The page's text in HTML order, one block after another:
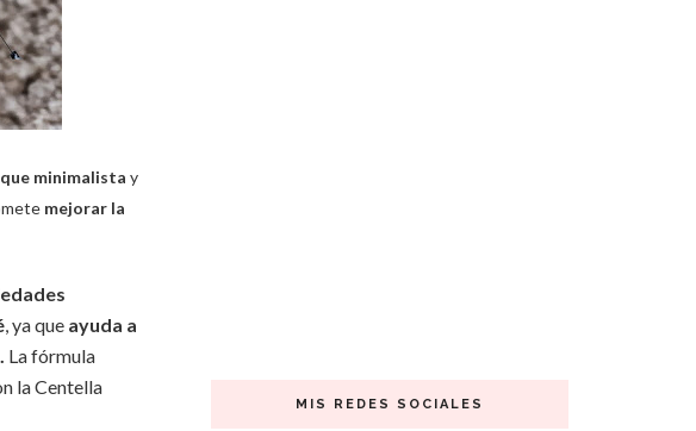
minimalista y
mejorar la
, ya que ayuda a
La fórmula
la Centella
MIS REDES SOCIALES